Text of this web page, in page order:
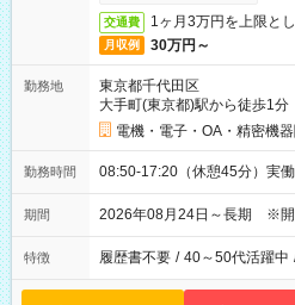
交通費 1ヶ月3万円を上限と
月収例 30万円～
勤務地
東京都千代田区
大手町(東京都)駅から徒歩1分
電機・電子・OA・精密機
勤務時間 08:50-17:20（休憩45分）実
期間 2026年08月24日～長期 ※
特徴 履歴書不要 / 40～50代活躍中